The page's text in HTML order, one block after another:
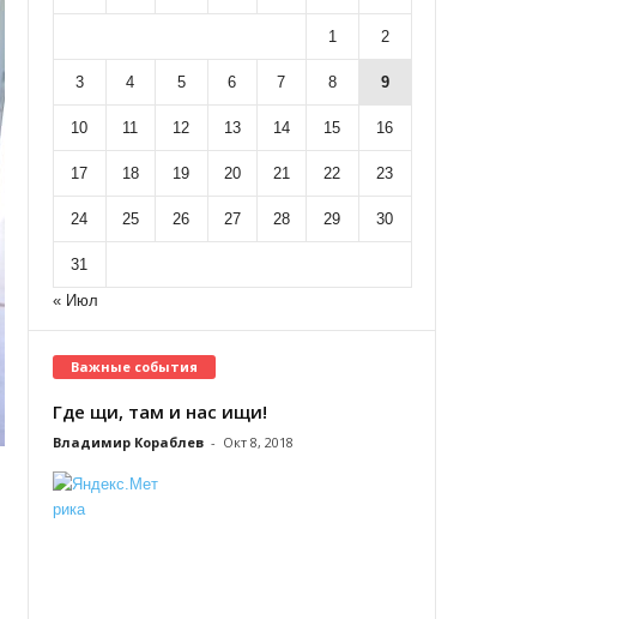
1 2
3 4 5 6 7 8 9
10 11 12 13 14 15 16
17 18 19 20 21 22 23
24 25 26 27 28 29 30
31
« Июл
Важные события
Где щи, там и нас ищи!
Владимир Кораблев - Окт 8, 2018